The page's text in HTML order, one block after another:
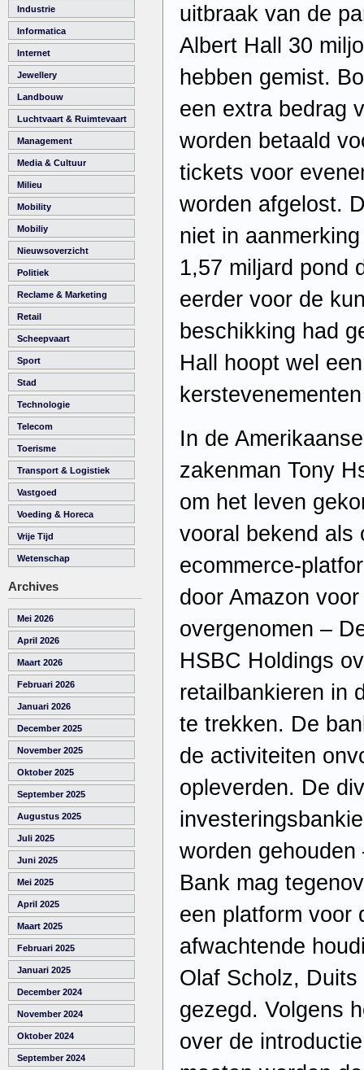
Industrie
Informatica
Internet
Jewellery
Landbouw
Luchtvaart & Ruimtevaart
Management
Media & Cultuur
Milieu
Mobility
Mobiliy
Nieuwsoverzicht
Politiek
Reclame & Marketing
Retail
Scheepvaart
Sport
Stad
Technologie
Telecom
Toerisme
Transport & Logistiek
Vastgoed
Voeding & Horeca
Vrije Tijd
Wetenschap
Archives
Mei 2026
April 2026
Maart 2026
Februari 2026
Januari 2026
December 2025
November 2025
Oktober 2025
September 2025
Augustus 2025
Juli 2025
Juni 2025
Mei 2025
April 2025
Maart 2025
Februari 2025
Januari 2025
December 2024
November 2024
Oktober 2024
September 2024
uitbraak van de
Albert Hall 30
hebben gemist.
een extra bedrag
worden betaald
tickets voor
worden afgelost.
niet in
1,57 miljard pond
eerder voor de
beschikking had
Hall hoopt wel
In de
zakenman Tony
om het leven
vooral bekend als
ecommerce-
door Amazon
overgenomen –
HSBC Holdings
retailbankieren in
te trekken. De
de activiteiten
opleverden. De
worden
Bank mag
een platform voor
afwachtende
Olaf Scholz,
gezegd. Volgens
over de